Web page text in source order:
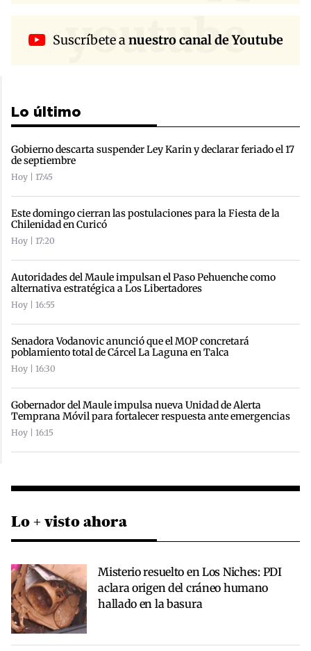
youtube
Suscríbete anuestro canal de Youtube
Lo último
Gobierno descarta suspender Ley Karin y declarar feriado el 17
de septiembre
Hoy | 17:45
Este domingo cierran las postulaciones para la Fiesta de la
Chilenidad en Curicó
Hoy | 17:20
Autoridades del Maule impulsan el Paso Pehuenche como
alternativa estratégica a Los Libertadores
Hoy | 16:55
Senadora Vodanovic anunció que el MOP concretará
poblamiento total de Cárcel La Laguna en Talca
Hoy | 16:30
Gobernador del Maule impulsa nueva Unidad de Alerta
Temprana Móvil para fortalecer respuesta ante emergencias
Hoy | 16:15
Lo + visto ahora
Misterio resuelto en Los Niches: PDI
aclara origen del cráneo humano
hallado en la basura